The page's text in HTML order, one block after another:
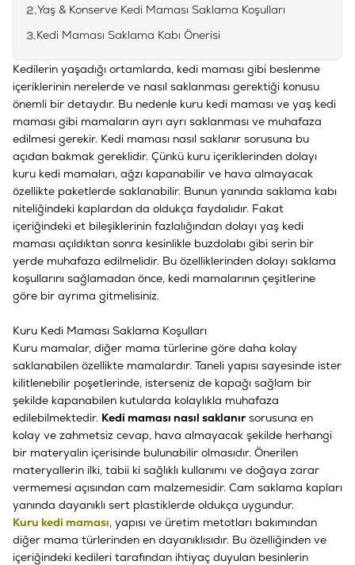
2.Yaş & Konserve Kedi Maması Saklama Koşulları
3.Kedi Maması Saklama Kabı Önerisi
Kedilerin yaşadığı ortamlarda, kedi maması gibi beslenme
içeriklerinin nerelerde ve nasıl saklanması gerektiği konusu
önemli bir detaydır. Bu nedenle kuru kedi maması ve yaş kedi
maması gibi mamaların ayrı ayrı saklanması ve muhafaza
edilmesi gerekir. Kedi maması nasıl saklanır sorusuna bu
açıdan bakmak gereklidir. Çünkü kuru içeriklerinden dolayı
kuru kedi mamaları, ağzı kapanabilir ve hava almayacak
özellikte paketlerde saklanabilir. Bunun yanında saklama kabı
niteliğindeki kaplardan da oldukça faydalıdır. Fakat
içeriğindeki et bileşiklerinin fazlalığından dolayı yaş kedi
maması açıldıktan sonra kesinlikle buzdolabı gibi serin bir
yerde muhafaza edilmelidir. Bu özelliklerinden dolayı saklama
koşullarını sağlamadan önce, kedi mamalarının çeşitlerine
göre bir ayrıma gitmelisiniz.
Kuru Kedi Maması Saklama Koşulları
Kuru mamalar, diğer mama türlerine göre daha kolay
saklanabilen özellikte mamalardır. Taneli yapısı sayesinde ister
kilitlenebilir poşetlerinde, isterseniz de kapağı sağlam bir
şekilde kapanabilen kutularda kolaylıkla muhafaza
edilebilmektedir. Kedi maması nasıl saklanırsorusuna en
kolay ve zahmetsiz cevap, hava almayacak şekilde herhangi
bir materyalin içerisinde bulunabilir olmasıdır. Önerilen
materyallerin ilki, tabii ki sağlıklı kullanımı ve doğaya zarar
vermemesi açısından cam malzemesidir. Cam saklama kapları
yanında dayanıklı sert plastiklerde oldukça uygundur.
Kuru kedi maması, yapısı ve üretim metotları bakımından
diğer mama türlerinden en dayanıklısıdır. Bu özelliğinden ve
içeriğindeki kedileri tarafından ihtiyaç duyulan besinlerin